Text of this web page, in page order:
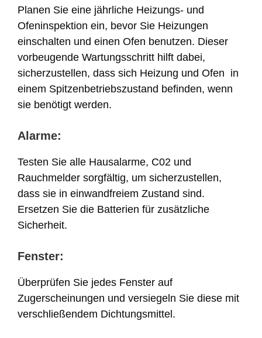
Planen Sie eine jährliche Heizungs- und
Ofeninspektion ein, bevor Sie Heizungen
einschalten und einen Ofen benutzen. Dieser
vorbeugende Wartungsschritt hilft dabei,
sicherzustellen, dass sich Heizung und Ofen in
einem Spitzenbetriebszustand befinden, wenn
sie benötigt werden.
Alarme:
Testen Sie alle Hausalarme, C02 und
Rauchmelder sorgfältig, um sicherzustellen,
dass sie in einwandfreiem Zustand sind.
Ersetzen Sie die Batterien für zusätzliche
Sicherheit.
Fenster:
Überprüfen Sie jedes Fenster auf
Zugerscheinungen und versiegeln Sie diese mit
verschließendem Dichtungsmittel.